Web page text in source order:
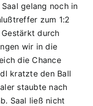
gelang noch in
zum 1:2
durch
wir in die
die Chance
kratzte den Ball
staubte nach
Saal ließ nicht